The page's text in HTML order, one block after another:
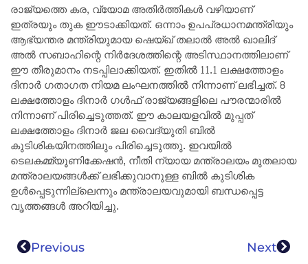
രാജ്യത്തെ കര, വ്യോമ അതിർത്തികൾ വഴിയാണ്
ഇത്രയും തുക ഈടാക്കിയത്. ഒന്നാം ഉപപ്രധാനമന്ത്രിയും
ആഭ്യന്തര മന്ത്രിയുമായ ഷെയ്ഖ് തലാൽ അൽ ഖാലിദ്
അൽ സബാഹിന്റെ നിർദേശത്തിന്റെ അടിസ്ഥാനത്തിലാണ്
ഈ തീരുമാനം നടപ്പിലാക്കിയത്. ഇതിൽ 11.1 ലക്ഷത്തോളം
ദിനാർ ഗതാഗത നിയമ ലംഘനത്തിൽ നിന്നാണ് ലഭിച്ചത്. 8
ലക്ഷത്തോളം ദിനാർ ഗൾഫ് രാജ്യങ്ങളിലെ പൗരന്മാരിൽ
നിന്നാണ് പിരിച്ചെടുത്തത്. ഈ കാലയളവിൽ മുപ്പത്
ലക്ഷത്തോളം ദിനാർ ജല വൈദ്യുതി ബിൽ
കുടിശികയിനത്തിലും പിരിച്ചെടുത്തു. ഇവയിൽ
ടെലകമ്മ്യൂണിക്കേഷൻ, നീതി ന്യായ മന്ത്രാലയം മുതലായ
മന്ത്രാലയങ്ങൾക്ക് ലഭിക്കുവാനുള്ള ബിൽ കുടിശിക
ഉൾപ്പെടുന്നില്ലെന്നും മന്ത്രാലയവുമായി ബന്ധപ്പെട്ട
വൃത്തങ്ങൾ അറിയിച്ചു.
Previous Next